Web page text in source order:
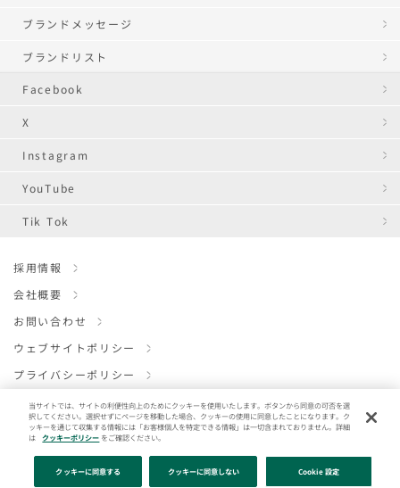
ブランドメッセージ
ブランドリスト
Facebook
X
Instagram
YouTube
Tik Tok
採用情報
会社概要
お問い合わせ
ウェブサイトポリシー
プライバシーポリシー
クッキーポリシー
ENGLISH
Copyright (C) ICL inc. IVY COMPANY INC. All Rights Reserved.
当サイトでは、サイトの利便性向上のためにクッキーを使用いたします。ボタンから同意の可否を選
択してください。選択せずにページを移動した場合、クッキーの使用に同意したことになります。ク
ッキーを通じて収集する情報には「お客様個人を特定できる情報」は一切含まれておりません。詳細
は
クッキーポリシー をご確認ください。
Cookie 設定
クッキーに同意しない
クッキーに同意する